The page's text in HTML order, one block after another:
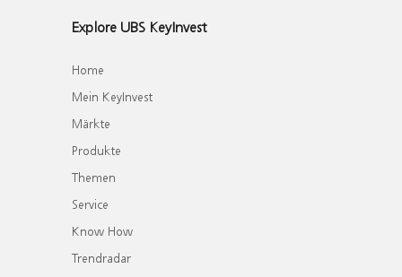
Explore UBS KeyInvest
Home
Mein KeyInvest
Märkte
Produkte
Themen
Service
Know How
Trendradar